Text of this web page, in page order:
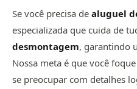
Se você precisa de aluguel
especializada que cuida de
desmontagem, garantindo
Nossa meta é que você
se preocupar com detalhes